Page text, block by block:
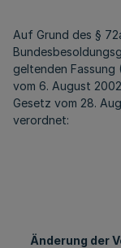
Auf Grund des §
geltenden Fassung
vom 6. August
Gesetz vom 28.
verordnet:
Änderung der